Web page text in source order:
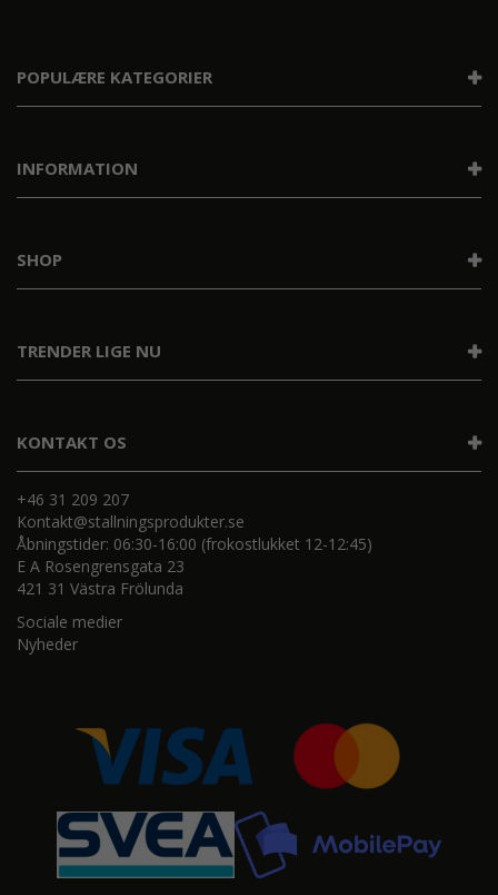
KONTAKT OS
+46 31 209 207
Kontakt@stallningsprodukter.se
Åbningstider: 06:30-16:00 (frokostlukket 12-12:45)
E A Rosengrensgata 23
421 31 Västra Frölunda
Sociale medier
Nyheder
POPULÆRE KATEGORIER
INFORMATION
TRENDER LIGE NU
SHOP